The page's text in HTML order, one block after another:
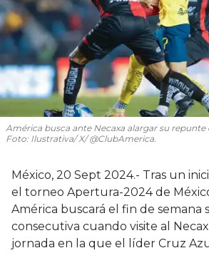
América busca ante Necaxa alargar su
Foto: Ilustrativa/ X/ @ClubAmerica.
México, 20 Sept 2024.- Tras un
el torneo Apertura-2024 de
América buscará el fin de semana
consecutiva cuando visite al
jornada en la que el líder Cruz